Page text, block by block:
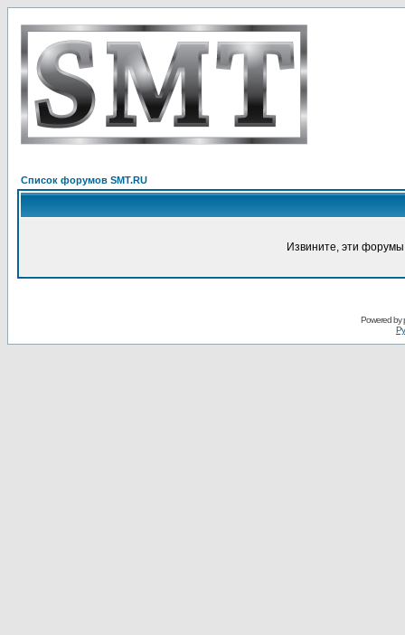
Список форумов SMT.RU
Извините, эти
Powered by